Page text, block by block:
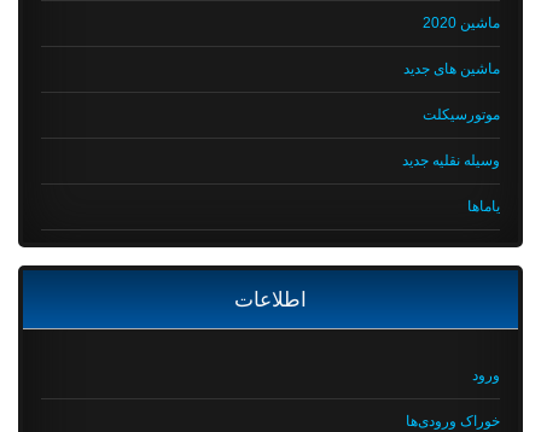
ماشین 2020
ماشین های جدید
موتورسیکلت
وسیله نقلیه جدید
یاماها
اطلاعات
ورود
خوراک ورودی‌ها